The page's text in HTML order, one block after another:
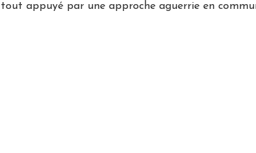
tout appuyé par une approche aguerrie en